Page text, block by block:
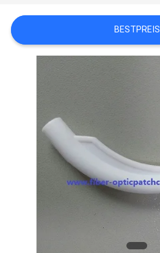
FORDERN
SIE EIN
SITEMAP
PRIVACY
BESTPREIS